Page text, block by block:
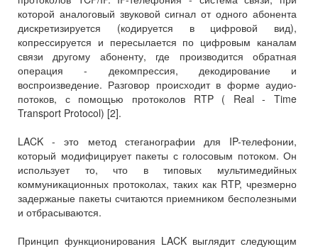
которой аналоговый звуковой сигнал от одного абонента
дискретизируется (кодируется в цифровой вид),
копрессируется и пересылается по цифровым каналам
связи другому абоненту, где производится обратная
операция - декомпрессия, декодирование и
воспроизведение. Разговор происходит в форме аудио-
потоков, с помощью протоколов RTP ( Real - Time
Transport Protocol) [2].
LACK - это метод стеганографии для IP-телефонии,
который модифицирует пакеты с голосовым потоком. Он
использует то, что в типовых мультимедийных
коммуникационных протоколах, таких как RTP, чрезмерно
задержаные пакеты считаются приемником бесполезными
и отбрасываются.
Принцип функционирования LACK выглядит следующим